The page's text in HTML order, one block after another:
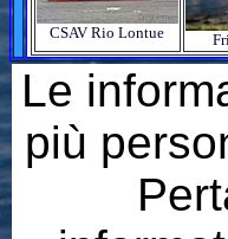
CSAV Rio Lontue
Le
più